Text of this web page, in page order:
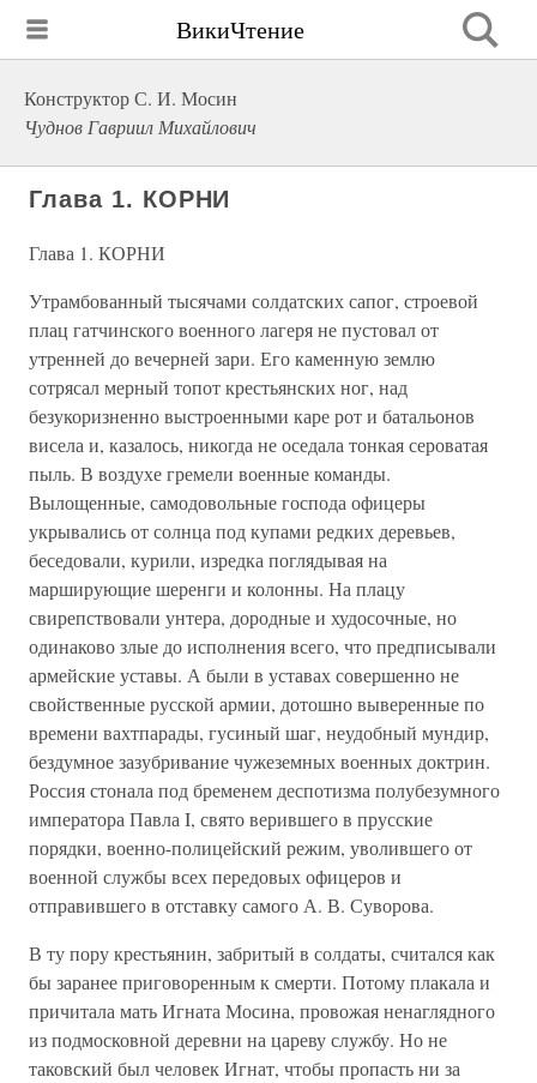
ВикиЧтение
Конструктор С. И. Мосин
Чуднов Гавриил Михайлович
Глава 1. КОРНИ
Глава 1. КОРНИ
Утрамбованный тысячами солдатских сапог, строевой
плац гатчинского военного лагеря не пустовал от
утренней до вечерней зари. Его каменную землю
сотрясал мерный топот крестьянских ног, над
безукоризненно выстроенными каре рот и батальонов
висела и, казалось, никогда не оседала тонкая сероватая
пыль. В воздухе гремели военные команды.
Вылощенные, самодовольные господа офицеры
укрывались от солнца под купами редких деревьев,
беседовали, курили, изредка поглядывая на
марширующие шеренги и колонны. На плацу
свирепствовали унтера, дородные и худосочные, но
одинаково злые до исполнения всего, что предписывали
армейские уставы. А были в уставах совершенно не
свойственные русской армии, дотошно выверенные по
времени вахтпарады, гусиный шаг, неудобный мундир,
бездумное зазубривание чужеземных военных доктрин.
Россия стонала под бременем деспотизма полубезумного
императора Павла I, свято верившего в прусские
порядки, военно-полицейский режим, уволившего от
военной службы всех передовых офицеров и
отправившего в отставку самого А. В. Суворова.
В ту пору крестьянин, забритый в солдаты, считался как
бы заранее приговоренным к смерти. Потому плакала и
причитала мать Игната Мосина, провожая ненаглядного
из подмосковной деревни на цареву службу. Но не
таковский был человек Игнат, чтобы пропасть ни за